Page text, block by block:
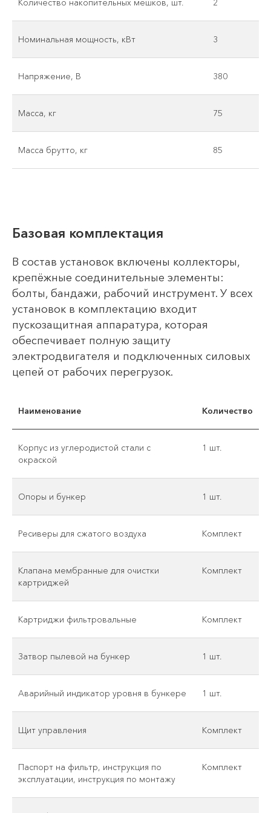
Количество накопительных мешков, шт. 2
Номинальная мощность, кВт 3
Напряжение, В 380
Масса, кг 75
Масса брутто, кг 85
Базовая комплектация
В состав установок включены коллекторы,
крепёжные соединительные элементы:
болты, бандажи, рабочий инструмент. У всех
установок в комплектацию входит
пускозащитная аппаратура, которая
обеспечивает полную защиту
электродвигателя и подключенных силовых
цепей от рабочих перегрузок.
Наименование Количество
Корпус из углеродистой стали с
окраской
1 шт.
Опоры и бункер 1 шт.
Ресиверы для сжатого воздуха Комплект
Клапана мембранные для очистки
картриджей
Комплект
Картриджи фильтровальные Комплект
Затвор пылевой на бункер 1 шт.
Аварийный индикатор уровня в бункере 1 шт.
Щит управления Комплект
Паспорт на фильтр, инструкция по
эксплуатации, инструкция по монтажу
Комплект